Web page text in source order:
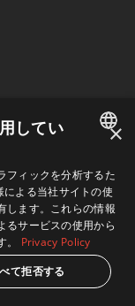
ENGLISH
×
してい
フィックを分析するた
よる当社サイトの使
します。これらの情報
るサービスの使用から
Privacy Policy
て拒否する